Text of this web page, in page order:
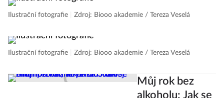
Ilustrační fotografie Zdroj: Biooo akademie / Tereza Veselá
Ilustrační fotografie Zdroj: Biooo akademie / Tereza Veselá
Můj rok bez
alkoholu: Jak se